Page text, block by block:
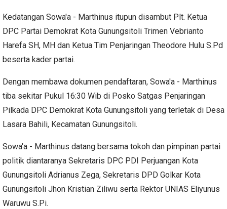
Kedatangan Sowa'a - Marthinus itupun disambut Plt. Ketua
DPC Partai Demokrat Kota Gunungsitoli Trimen Vebrianto
Harefa SH, MH dan Ketua Tim Penjaringan Theodore Hulu S.Pd
beserta kader partai.
Dengan membawa dokumen pendaftaran, Sowa'a - Marthinus
tiba sekitar Pukul 16:30 Wib di Posko Satgas Penjaringan
Pilkada DPC Demokrat Kota Gunungsitoli yang terletak di Desa
Lasara Bahili, Kecamatan Gunungsitoli.
Sowa'a - Marthinus datang bersama tokoh dan pimpinan partai
politik diantaranya Sekretaris DPC PDI Perjuangan Kota
Gunungsitoli Adrianus Zega, Sekretaris DPD Golkar Kota
Gunungsitoli Jhon Kristian Ziliwu serta Rektor UNIAS Eliyunus
Waruwu S.Pi.